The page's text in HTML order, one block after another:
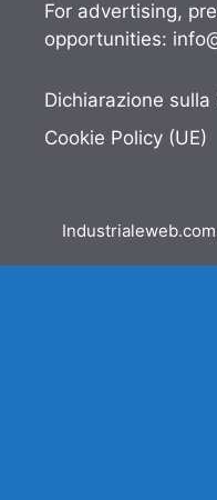
For advertising,
opportunities:
Dichiarazione sulla
Cookie Policy (UE)